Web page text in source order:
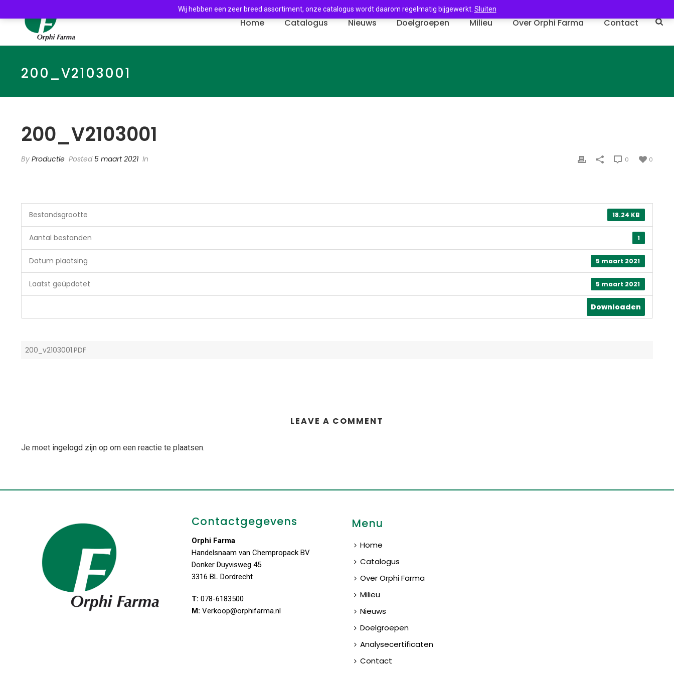
Home Catalogus Nieuws Doelgroepen Milieu Over Orphi Farma Contact
200_V2103001
200_V2103001
By Productie Posted5 maart 2021 In 0
0
18.24 KB
Bestandsgrootte
1
Aantal bestanden
5 maart 2021
Datum plaatsing
5 maart 2021
Laatst geüpdatet
Downloaden
200_v2103001.PDF
LEAVE A COMMENT
Je moet ingelogd zijn op om een reactie te plaatsen.
Contactgegevens
Orphi Farma
Handelsnaam van Chempropack BV
Donker Duyvisweg 45
3316 BL Dordrecht
T: 078-6183500
M: Verkoop@orphifarma.nl
Menu
Home
Catalogus
Over Orphi Farma
Milieu
Nieuws
Doelgroepen
Analysecertificaten
Contact
Wij hebben een zeer breed assortiment, onze catalogus wordt daarom regelmatig bijgewerkt. Sluiten